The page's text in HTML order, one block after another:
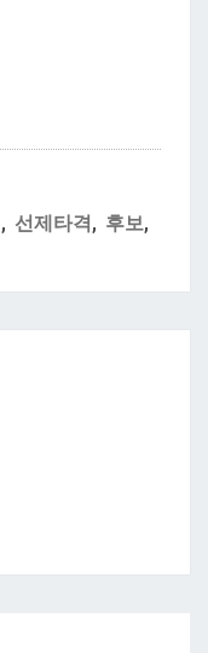
, 선제타격, 후보,